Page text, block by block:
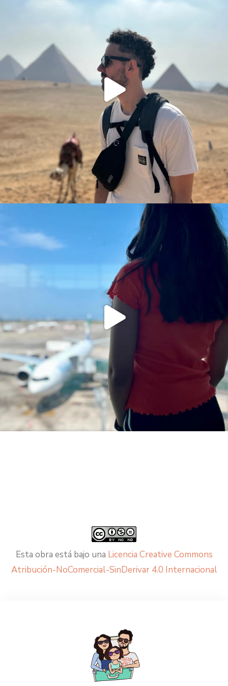
Esta obra está bajo una Licencia Creative Commons
Atribución-NoComercial-SinDerivar 4.0 Internacional